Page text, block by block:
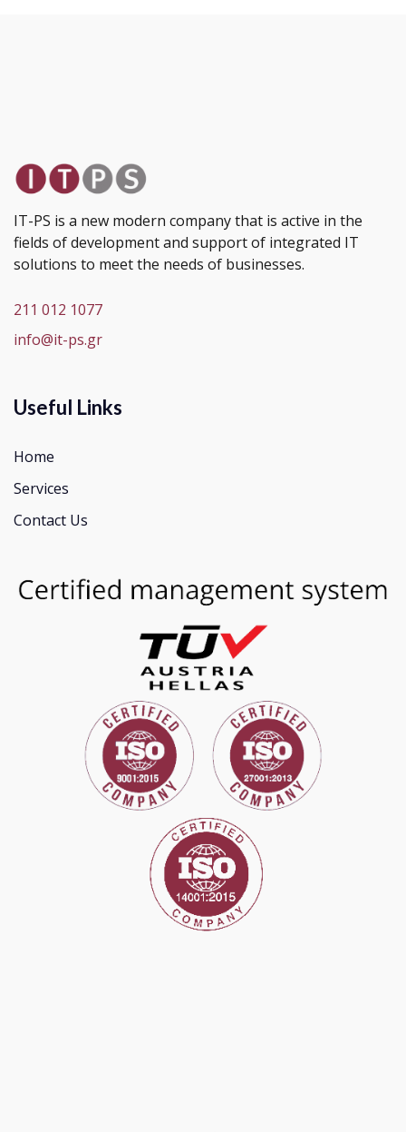
IT-PS is a new modern company that is active in the
fields of development and support of integrated IT
solutions to meet the needs of businesses.
211 012 1077
info@it-ps.gr
Useful Links
Home
Services
Contact Us